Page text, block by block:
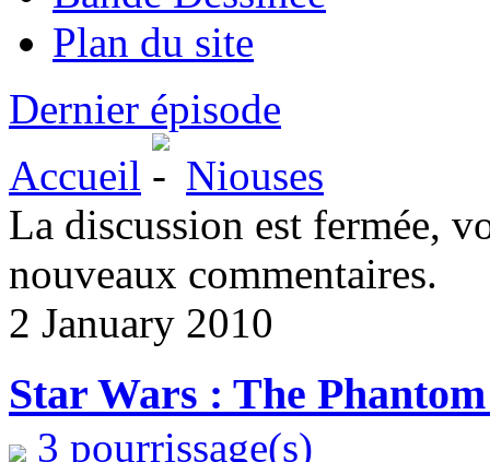
Plan du site
Dernier épisode
Accueil
Niouses
La discussion est fermée,
nouveaux commentaires.
2 January 2010
Star Wars : The
3 pourrissage(s)